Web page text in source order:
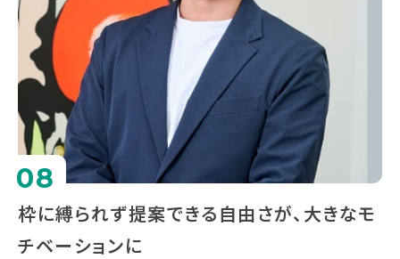
08
枠に縛られず提案できる自由さが、大きなモ
チベーションに